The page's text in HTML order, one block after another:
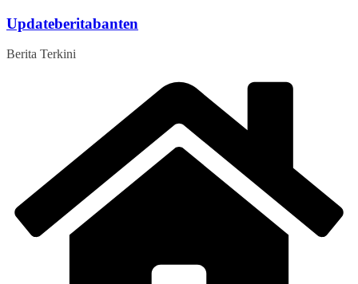
Skip
content
Updateberitabanten
Berita Terkini